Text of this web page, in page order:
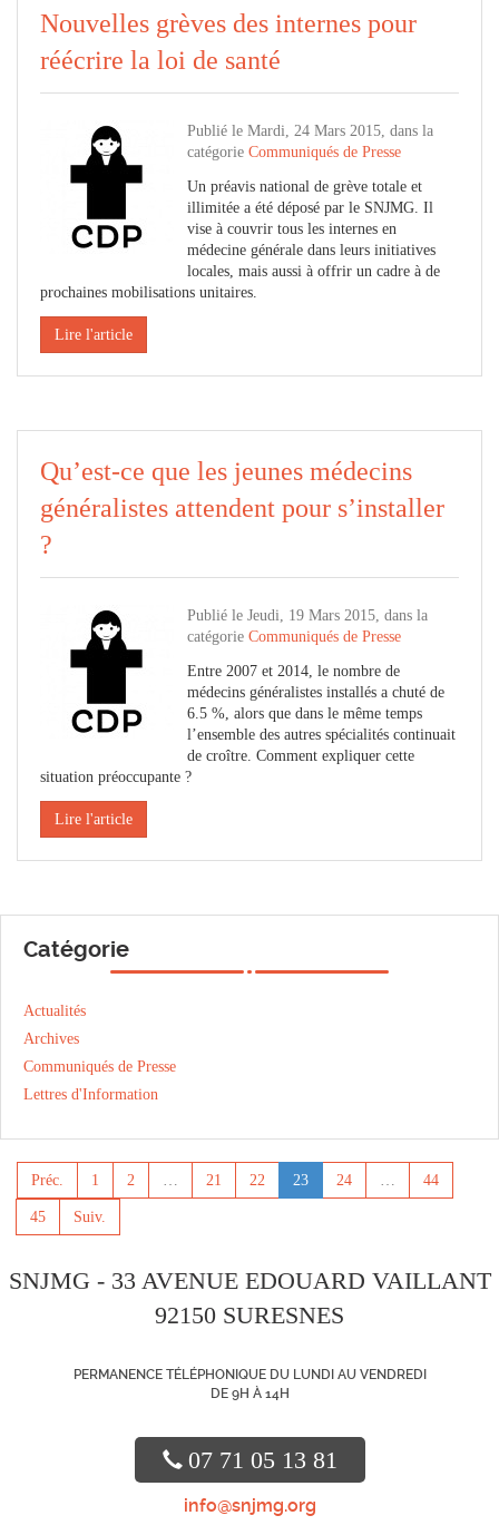
Nouvelles grèves des internes pour
réécrire la loi de santé
Publié le Mardi, 24 Mars 2015, dans la
catégorie Communiqués de Presse
Un préavis national de grève totale et
illimitée a été déposé par le SNJMG. Il
vise à couvrir tous les internes en
médecine générale dans leurs initiatives
locales, mais aussi à offrir un cadre à de
prochaines mobilisations unitaires.
Lire l'article
Qu’est-ce que les jeunes médecins
généralistes attendent pour s’installer
?
Publié le Jeudi, 19 Mars 2015, dans la
catégorie Communiqués de Presse
Entre 2007 et 2014, le nombre de
médecins généralistes installés a chuté de
6.5 %, alors que dans le même temps
l’ensemble des autres spécialités continuait
de croître. Comment expliquer cette
situation préoccupante ?
Lire l'article
Catégorie
Actualités
Archives
Communiqués de Presse
Lettres d'Information
Préc. 1 2 … 21 22 23 24 … 44
45 Suiv.
SNJMG - 33 AVENUE EDOUARD VAILLANT
92150 SURESNES
PERMANENCE TÉLÉPHONIQUE DU LUNDI AU VENDREDI
DE 9H À 14H
07 71 05 13 81
info@snjmg.org